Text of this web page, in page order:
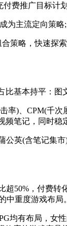
推广目标计划
主流定向策略;
略，快速探
本持平：图
)、CPM(千次
笔记，同时
(含笔记集市)
，付费转
中重度游戏布局。
有布局，女